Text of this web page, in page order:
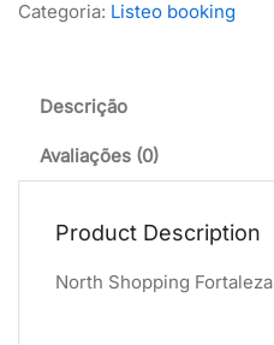
Categoria: Listeo booking
Descrição
Avaliações (0)
Product Description
North Shopping Fortaleza